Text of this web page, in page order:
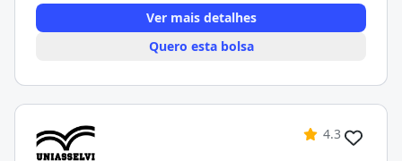
Ver mais detalhes
Quero esta bolsa
4.3